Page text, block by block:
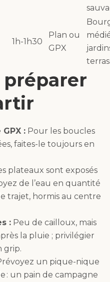
1h-1h30
Plan ou
GPX
préparer
: Pour les boucles
faites-le toujours en
plateaux sont exposés
de l’eau en quantité
trajet, hormis au centre
: Peu de cailloux, mais
la pluie ; privilégier
grip.
un pique-nique
: un pain de campagne